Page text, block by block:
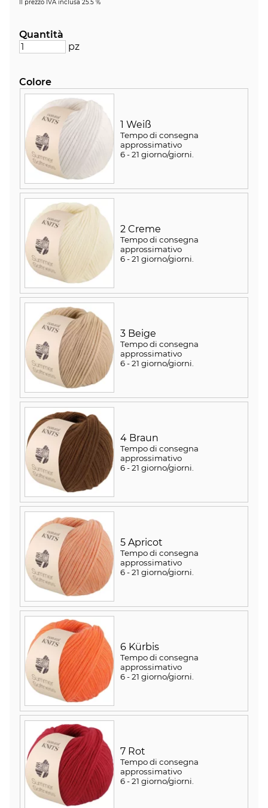
Il prezzo IVA inclusa 25.5 %
Quantità
pz
Colore
1 Weiß
Tempo di consegna
approssimativo
6 - 21 giorno/giorni
2 Creme
Tempo di consegna
approssimativo
6 - 21 giorno/giorni
3 Beige
Tempo di consegna
approssimativo
6 - 21 giorno/giorni
4 Braun
Tempo di consegna
approssimativo
6 - 21 giorno/giorni
5 Apricot
Tempo di consegna
approssimativo
6 - 21 giorno/giorni
6 Kürbis
Tempo di consegna
approssimativo
6 - 21 giorno/giorni
7 Rot
Tempo di consegna
approssimativo
6 - 21 giorno/giorni